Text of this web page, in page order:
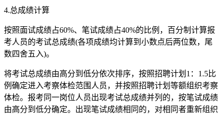
4.总成绩计算
按照面试成绩占60%、笔试成绩占40%的比例，百分制计算报
考人员的考试总成绩(各项成绩均计算到小数点后两位数，尾
数四舍五入)。
将考试总成绩由高分到低分依次排序，按照招聘计划1：1.5比
例确定进入考察体检范围人员，并按照招聘计划等额组织考察
体检。报考同一岗位人员出现考试总成绩并列的，按笔试成绩
由高分到低分确定。出现笔试成绩相同的，对相同者重新组织